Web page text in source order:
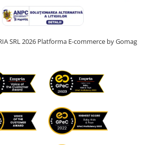
SRL 2026 Platforma E-commerce by Gomag